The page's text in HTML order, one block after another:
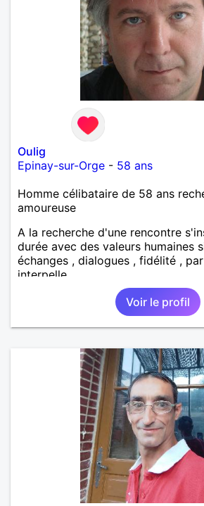
Oulig
Epinay-sur-Orge - 58 ans
Homme célibataire de 58 ans
amoureuse
A la recherche d'une rencontre
durée avec des valeurs humaines
échanges , dialogues , fidélité ,
interpelle
Voir le profil